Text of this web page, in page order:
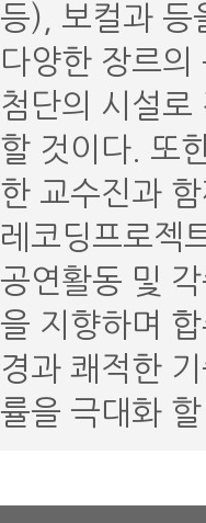
등), 보컬과 등
다양한 장르의
첨단의 시설로
할 것이다. 또
한 교수진과
레코딩프로젝
공연활동 및
을 지향하며
경과 쾌적한
률을 극대화